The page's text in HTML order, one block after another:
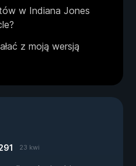
w Indiana Jones
z moją wersją
23 kwi